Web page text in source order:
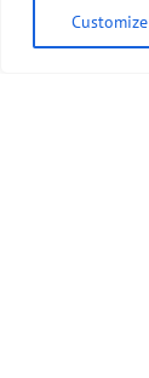
Customize